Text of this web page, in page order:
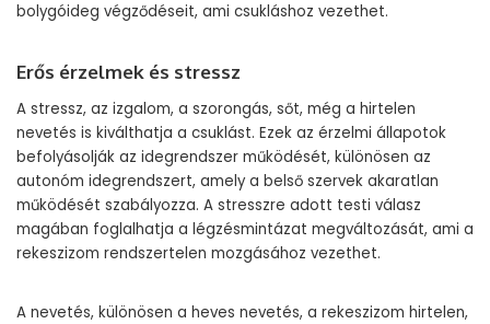
bolygóideg végződéseit, ami csukláshoz vezethet.
Erős érzelmek és stressz
A stressz, az izgalom, a szorongás, sőt, még a hirtelen
nevetés is kiválthatja a csuklást. Ezek az érzelmi állapotok
befolyásolják az idegrendszer működését, különösen az
autonóm idegrendszert, amely a belső szervek akaratlan
működését szabályozza. A stresszre adott testi válasz
magában foglalhatja a légzésmintázat megváltozását, ami a
rekeszizom rendszertelen mozgásához vezethet.
A nevetés, különösen a heves nevetés, a rekeszizom hirtelen,